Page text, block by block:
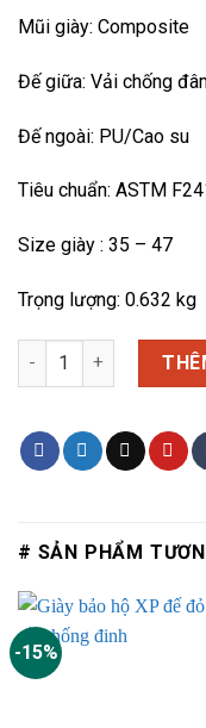
Mũi giày: Composite
Đế giữa: Vải chống
Đế ngoài: PU/Cao su
Tiêu chuẩn: ASTM
Size giày : 35 – 47
Trọng lượng: 0.632 kg
Giày bảo hộ Jogger
# SẢN PHẨM
-15%